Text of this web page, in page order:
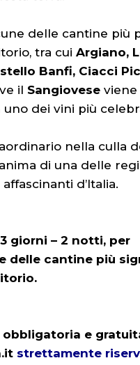
delle cantine più
tra cui Argiano,
Banfi, Ciacci
il Sangiovese viene
dei vini più
nella culla
di una delle
d’Italia.
giorni – 2 notti, per
delle cantine più
e
strettamente